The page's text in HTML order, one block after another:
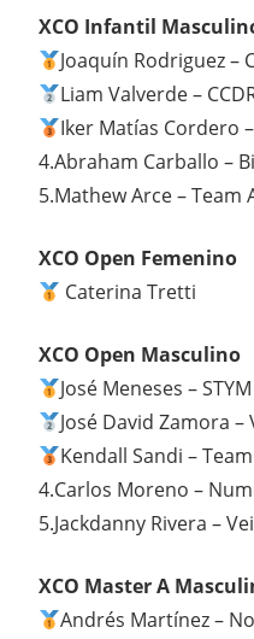
XCO Infantil
Joaquín Rodriguez –
Liam Valverde –
Iker Matías Cordero
4.Abraham Carballo –
5.Mathew Arce – Team
XCO Open Femenino
Caterina Tretti
XCO Open Masculino
José Meneses – STYM
José David Zamora –
Kendall Sandi –
4.Carlos Moreno –
5.Jackdanny Rivera –
XCO Master A
Andrés Martínez –